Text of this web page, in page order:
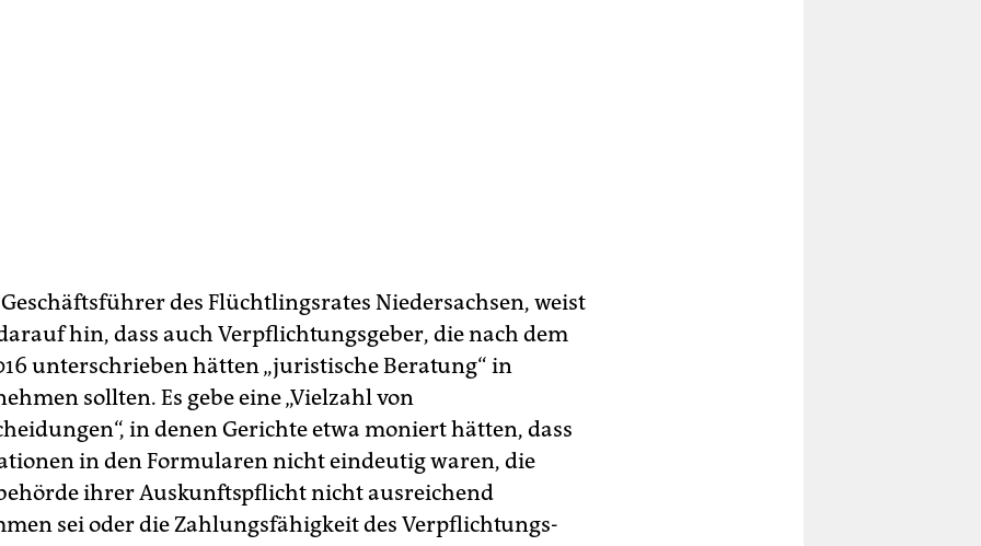
des Flüchtlingsrates Niedersachsen, weist
hin, dass auch Verpflichtungsgeber, die nach dem
unterschrieben hätten „juristische Beratung“ in
sollten. Es gebe eine „Vielzahl von
in denen Gerichte etwa moniert hätten, dass
in den Formularen nicht eindeutig waren, die
ihrer Auskunftspflicht nicht ausreichend
sei oder die Zahlungs­fähigkeit des Verpflichtungs­